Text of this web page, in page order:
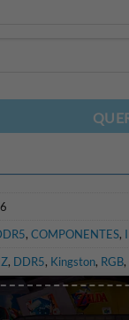
, COMPONENTES,
, DDR5, Kingston, RGB,